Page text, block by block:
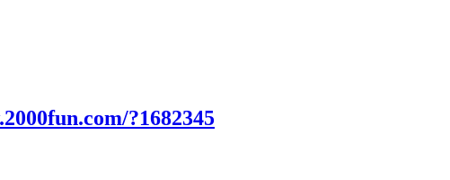
?1682345